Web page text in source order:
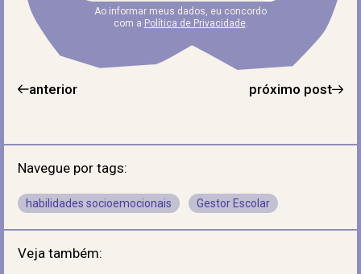
Ao informar meus dados, eu concordo
com a Política de Privacidade.
anterior próximo post
Navegue por tags:
habilidades socioemocionais Gestor Escolar
Veja também: